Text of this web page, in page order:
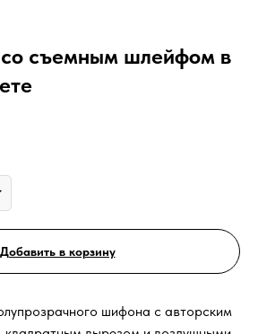
со съемным шлейфом в
Добавить в корзину
шифона с авторским